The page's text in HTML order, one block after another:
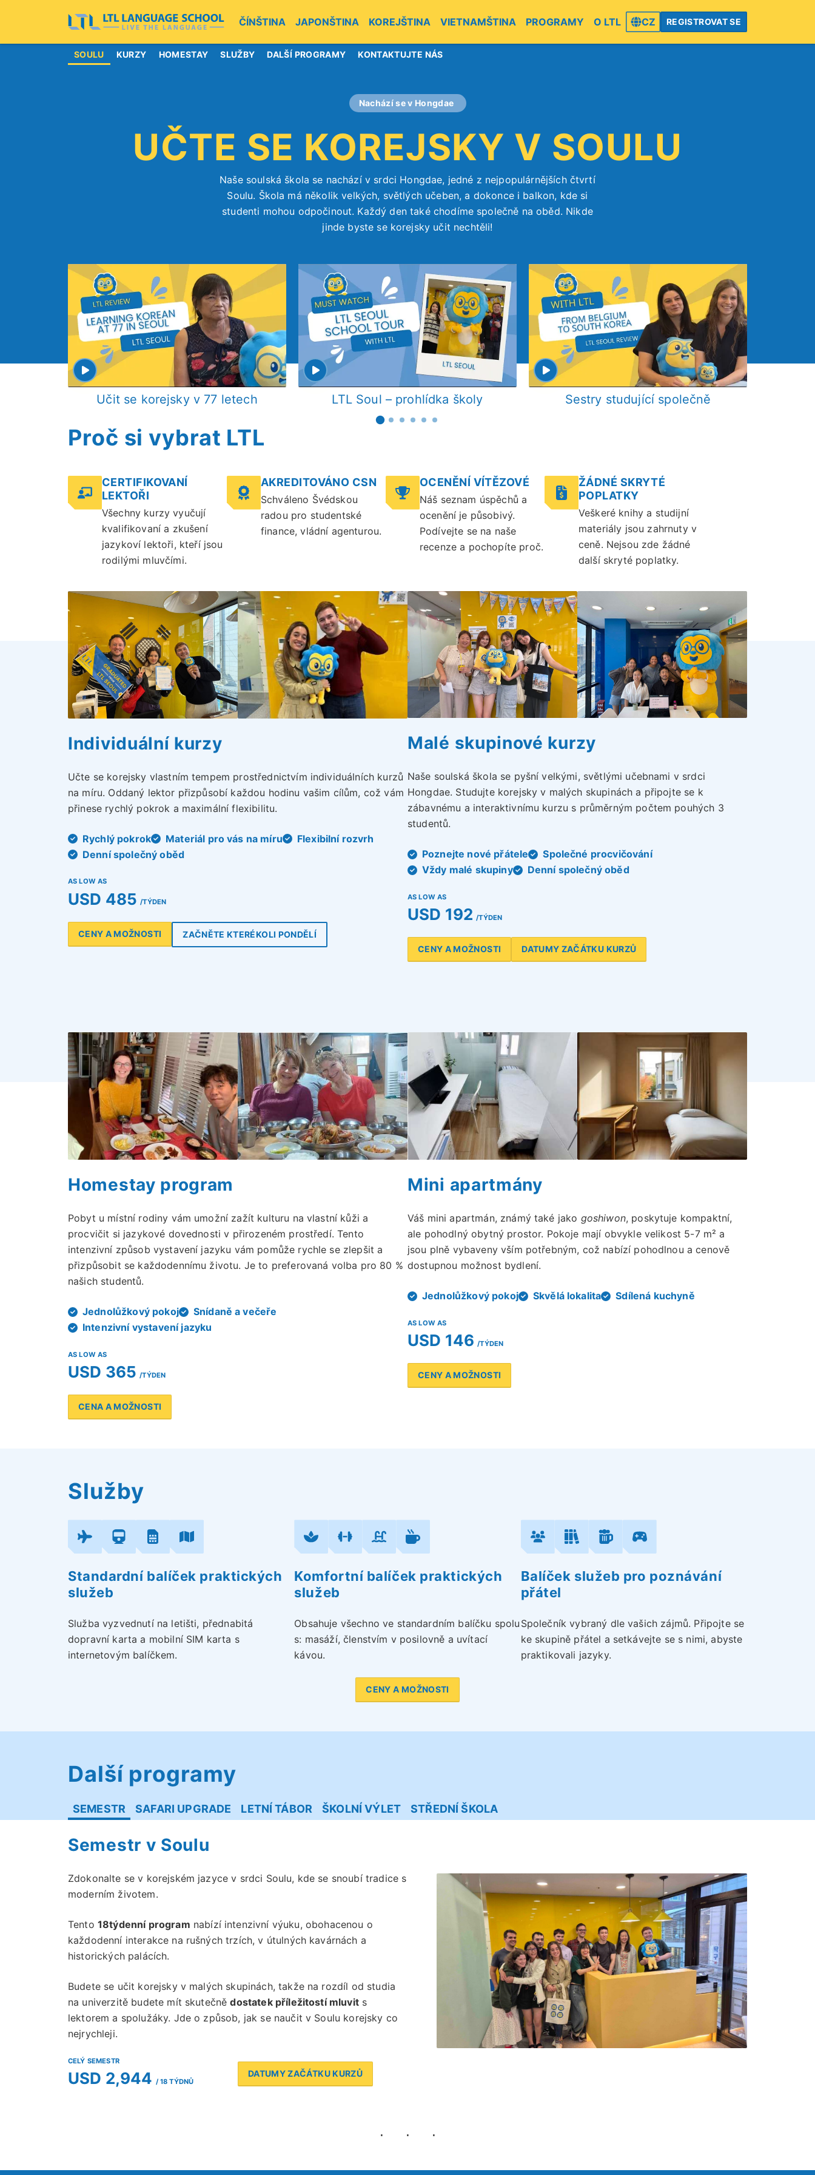
ČÍNŠTINA JAPONŠTINA KOREJŠTINA VIETNAMŠTINA PROGRAMY O LTL CZ REGISTROVAT SE
SOULU KURZY HOMESTAY SLUŽBY DALŠÍ PROGRAMY KONTAKTUJTE NÁS
Nachází se v Hongdae
UČTE SE KOREJSKY V SOULU
Naše soulská škola se nachází v srdci Hongdae, jedné z nejpopulárnějších čtvrtí
Soulu. Škola má několik velkých, světlých učeben, a dokonce i balkon, kde si
studenti mohou odpočinout. Každý den také chodíme společně na oběd. Nikde
jinde byste se korejsky učit nechtěli!
Učit se korejsky v 77 letech LTL Soul – prohlídka školy Sestry studující společně
Proč si vybrat LTL
CERTIFIKOVANÍ
LEKTOŘI
Všechny kurzy vyučují
kvalifikovaní a zkušení
jazykoví lektoři, kteří jsou
rodilými mluvčími.
AKREDITOVÁNO CSN
Schváleno Švédskou
radou pro studentské
finance, vládní agenturou.
OCENĚNÍ VÍTĚZOVÉ
Náš seznam úspěchů a
ocenění je působivý.
Podívejte se na naše
recenze a pochopíte proč.
ŽÁDNÉ SKRYTÉ
POPLATKY
Veškeré knihy a studijní
materiály jsou zahrnuty v
ceně. Nejsou zde žádné
další skryté poplatky.
Individuální kurzy
Učte se korejsky vlastním tempem prostřednictvím individuálních kurzů
na míru. Oddaný lektor přizpůsobí každou hodinu vašim cílům, což vám
přinese rychlý pokrok a maximální flexibilitu.
Rychlý pokrok Materiál pro vás na míru
Flexibilní rozvrh
Denní společný oběd
AS LOW AS
USD 485 /TÝDEN
CENY A MOŽNOSTI ZAČNĚTE KTERÉKOLI PONDĚLÍ
Malé skupinové kurzy
Naše soulská škola se pyšní velkými, světlými učebnami v srdci
Hongdae. Studujte korejsky v malých skupinách a připojte se k
zábavnému a interaktivnímu kurzu s průměrným počtem pouhých 3
studentů.
Poznejte nové přátele
Společné procvičování
Vždy malé skupiny
Denní společný oběd
AS LOW AS
USD 192 /TÝDEN
CENY A MOŽNOSTI DATUMY ZAČÁTKU KURZŮ
Homestay program
Pobyt u místní rodiny vám umožní zažít kulturu na vlastní kůži a
procvičit si jazykové dovednosti v přirozeném prostředí. Tento
intenzivní způsob vystavení jazyku vám pomůže rychle se zlepšit a
přizpůsobit se každodennímu životu. Je to preferovaná volba pro 80 %
našich studentů.
Jednolůžkový pokoj
Snídaně a večeře
Intenzivní vystavení jazyku
AS LOW AS
USD 365 /TÝDEN
CENA A MOŽNOSTI
Mini apartmány
Váš mini apartmán, známý také jako goshiwon, poskytuje kompaktní,
ale pohodlný obytný prostor. Pokoje mají obvykle velikost 5-7 m² a
jsou plně vybaveny vším potřebným, což nabízí pohodlnou a cenově
dostupnou možnost bydlení.
Jednolůžkový pokoj Skvělá lokalita Sdílená kuchyně
AS LOW AS
USD 146 /TÝDEN
CENY A MOŽNOSTI
Služby
Standardní balíček praktických
služeb
Služba vyzvednutí na letišti, přednabitá
dopravní karta a mobilní SIM karta s
internetovým balíčkem.
Komfortní balíček praktických
služeb
Obsahuje všechno ve standardním balíčku spolu
s: masáží, členstvím v posilovně a uvítací
kávou.
Balíček služeb pro poznávání
přátel
Společník vybraný dle vašich zájmů. Připojte se
ke skupině přátel a setkávejte se s nimi, abyste
praktikovali jazyky.
CENY A MOŽNOSTI
Další programy
SEMESTR SAFARI UPGRADE LETNÍ TÁBOR ŠKOLNÍ VÝLET STŘEDNÍ ŠKOLA
Semestr v Soulu
Zdokonalte se v korejském jazyce v srdci Soulu, kde se snoubí tradice s
moderním životem.
Tento 18týdenní program nabízí intenzivní výuku, obohacenou o
každodenní interakce na rušných trzích, v útulných kavárnách a
historických palácích.
Budete se učit korejsky v malých skupinách, takže na rozdíl od studia
na univerzitě budete mít skutečnědostatek příležitostí mluvits
lektorem a spolužáky. Jde o způsob, jak se naučit v Soulu korejsky co
nejrychleji.
CELÝ SEMESTR
USD 2,944 / 18 TÝDNŮ
DATUMY ZAČÁTKU KURZŮ